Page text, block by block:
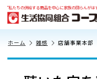
“私たちの供給する商品を中心に家族の団らんがは
ホーム 雑感 店舗事業本部